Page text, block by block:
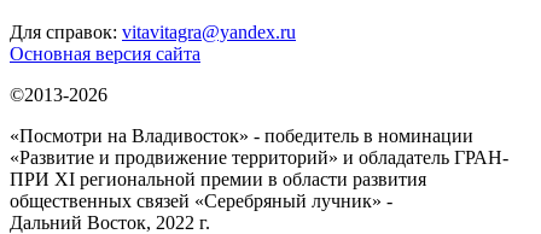
Для справок: vitavitagra@yandex.ru
Основная версия сайта
©2013-2026
«Посмотри на Владивосток» - победитель в номинации
«Развитие и продвижение территорий» и обладатель ГРАН-
ПРИ XI региональной премии в области развития
общественных связей «Серебряный лучник» -
Дальний Восток, 2022 г.